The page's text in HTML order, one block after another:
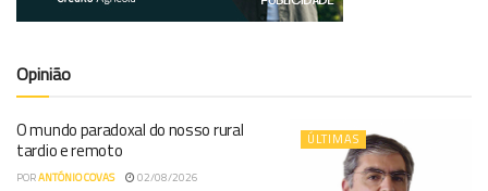
Opinião
ÚLTIMAS
O mundo paradoxal do nosso rural
tardio e remoto
PORANTÓNIO COVAS 02/08/2026